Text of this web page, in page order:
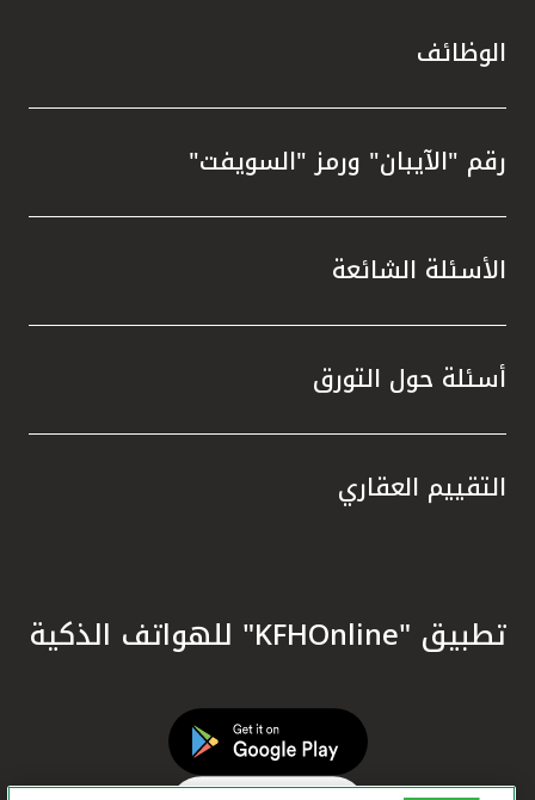
الوظائف
رقم "الآيبان" ورمز "السويفت"
الأسئلة الشائعة
أسئلة حول التورق
التقييم العقاري
تطبيق "KFHOnline" للهواتف الذكية